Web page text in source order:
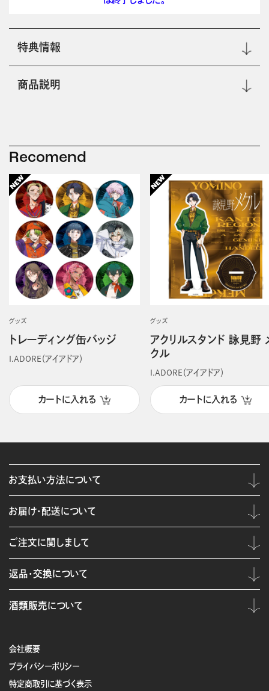
特典情報
商品説明
Recomend
グッズ
トレーディング缶バッジ
I.ADORE（アイアドア）
カートに入れる
グッズ
アクリルスタンド 詠見野
クル
I.ADORE（アイアドア）
カートに入れる
会社概要
プライバシーポリシー
特定商取引に基づく表示
お支払い方法について
お届け・配送について
ご注文に関しまして
返品・交換について
酒類販売について